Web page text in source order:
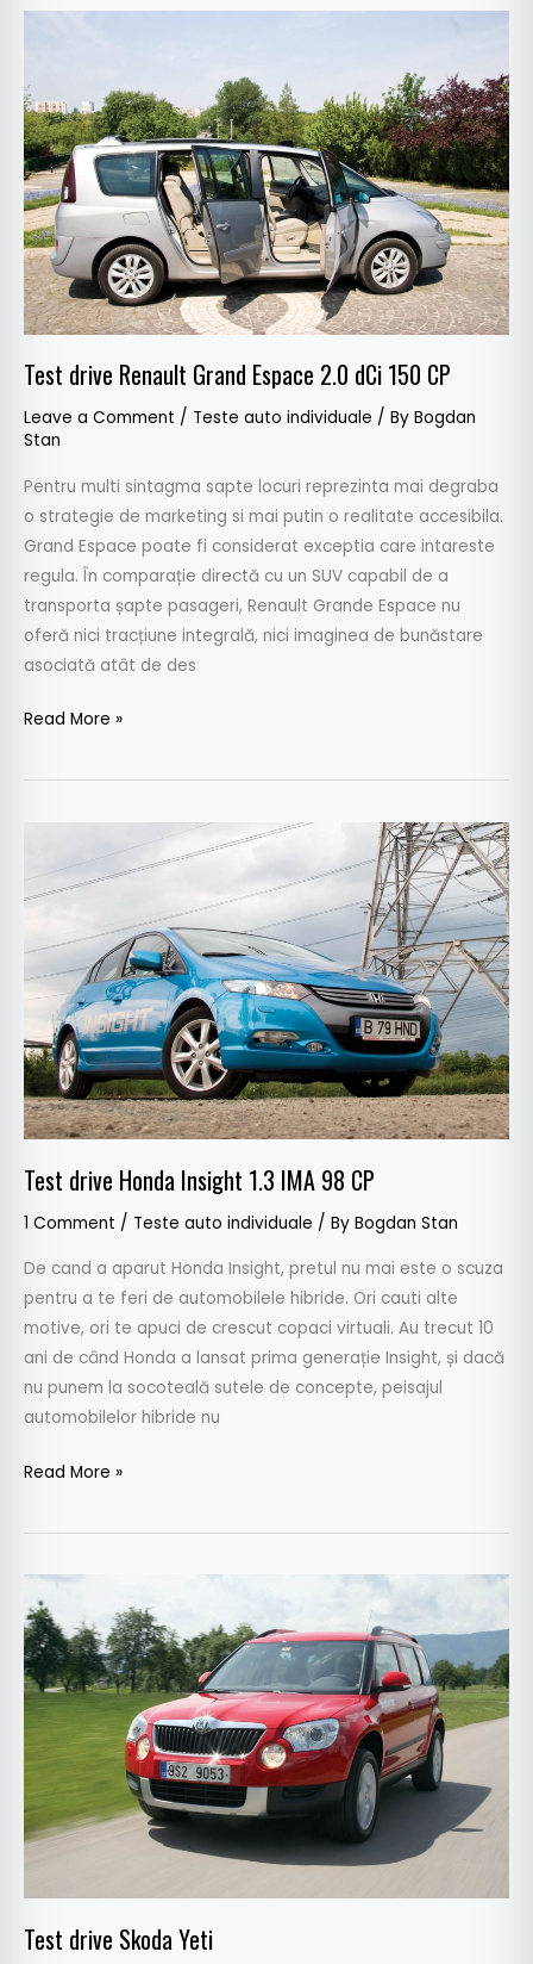
Test drive Renault Grand Espace 2.0 dCi 150 CP
Leave a Comment / Teste auto individuale / By Bogdan
Stan
Pentru multi sintagma sapte locuri reprezinta mai degraba
o strategie de marketing si mai putin o realitate accesibila.
Grand Espace poate fi considerat exceptia care intareste
regula. În comparație directă cu un SUV capabil de a
transporta șapte pasageri, Renault Grande Espace nu
oferă nici tracțiune integrală, nici imaginea de bunăstare
asociată atât de des
Renault
Grand
Espace
2.0
dCi
150
CP
Read More »
Test drive Honda Insight 1.3 IMA 98 CP
1 Comment / Teste auto individuale / By Bogdan Stan
De cand a aparut Honda Insight, pretul nu mai este o scuza
pentru a te feri de automobilele hibride. Ori cauti alte
motive, ori te apuci de crescut copaci virtuali. Au trecut 10
ani de când Honda a lansat prima generație Insight, și dacă
nu punem la socoteală sutele de concepte, peisajul
automobilelor hibride nu
drive
Honda
1.3
IMA
CP
Read More »
Test drive Skoda Yeti
drive
Skoda
Yeti